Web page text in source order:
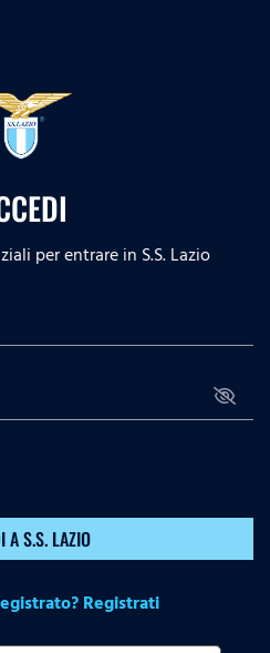
per entrare in S.S. Lazio
A S.S. LAZIO
Registrati